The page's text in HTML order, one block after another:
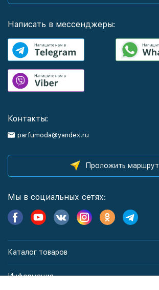
Написать в мессенджеры:
Контакты:
parfumoda@yandex.ru
Проложить маршрут
Мы в социальных сетях:
Каталог товаров
Информация